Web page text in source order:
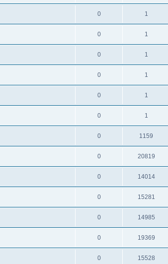
0 1
0 1
0 1
0 1
0 1
0 1
0 1159
0 20819
0 14014
0 15281
0 14985
0 19369
0 15528